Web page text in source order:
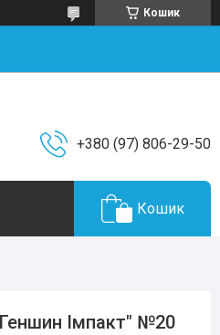
Кошик
+380 (97) 806-29-50
Кошик
Імпакт" №20